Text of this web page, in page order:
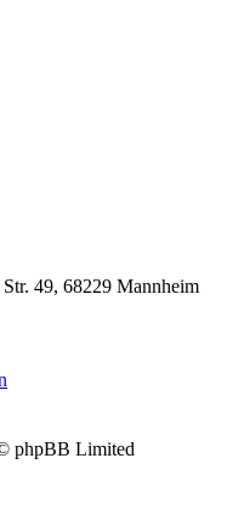
49, 68229 Mannheim
phpBB Limited